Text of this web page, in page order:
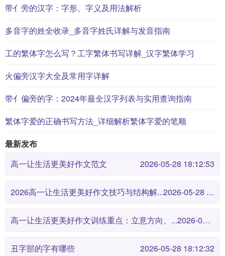
带亻旁的汉字：字形、字义及用法解析
多音字的姓全收录_多音字姓氏详解与发音指南
工的繁体字怎么写？工字繁体书写详解_汉字繁体学习
火偏旁汉字大全及常用字详解
带亻偏旁的字：2024年最全汉字列表与实用查询指南
繁体字爱的正确书写方法_详细解析繁体字爱的笔顺
最新发布
高一让生活更美好作文范文
2026-05-28 18:12:53
2026高一让生活更美好作文技巧与结构解... 2026-05-28 18:12:46
高一让生活更美好作文训练重点：立意方向、... 2026-05-28 18:12:38
丑字部的字有哪些 2026-05-28 18:12:32